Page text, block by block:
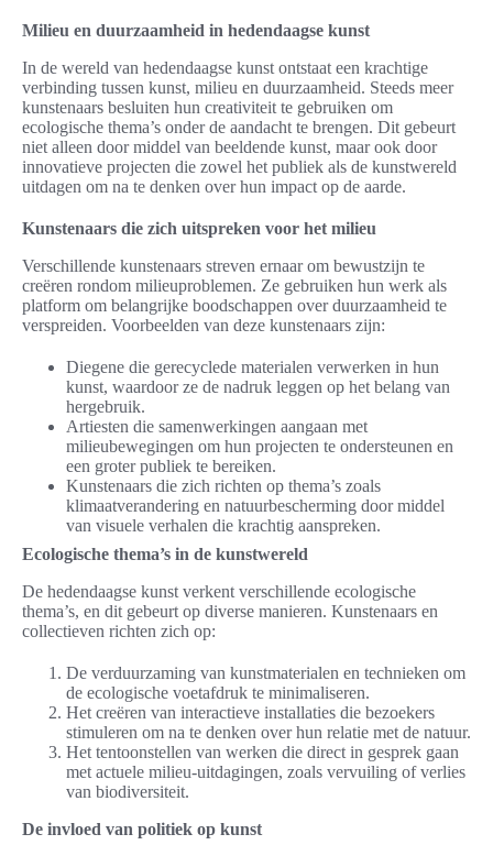
Milieu en duurzaamheid in hedendaagse kunst
In de wereld van hedendaagse kunst ontstaat een krachtige
verbinding tussen kunst, milieu en duurzaamheid. Steeds meer
kunstenaars besluiten hun creativiteit te gebruiken om
ecologische thema’s onder de aandacht te brengen. Dit gebeurt
niet alleen door middel van beeldende kunst, maar ook door
innovatieve projecten die zowel het publiek als de kunstwereld
uitdagen om na te denken over hun impact op de aarde.
Kunstenaars die zich uitspreken voor het milieu
Verschillende kunstenaars streven ernaar om bewustzijn te
creëren rondom milieuproblemen. Ze gebruiken hun werk als
platform om belangrijke boodschappen over duurzaamheid te
verspreiden. Voorbeelden van deze kunstenaars zijn:
Diegene die gerecyclede materialen verwerken in hun
kunst, waardoor ze de nadruk leggen op het belang van
hergebruik.
Artiesten die samenwerkingen aangaan met
milieubewegingen om hun projecten te ondersteunen en
een groter publiek te bereiken.
Kunstenaars die zich richten op thema’s zoals
klimaatverandering en natuurbescherming door middel
van visuele verhalen die krachtig aanspreken.
Ecologische thema’s in de kunstwereld
De hedendaagse kunst verkent verschillende ecologische
thema’s, en dit gebeurt op diverse manieren. Kunstenaars en
collectieven richten zich op:
De verduurzaming van kunstmaterialen en technieken om
de ecologische voetafdruk te minimaliseren.
Het creëren van interactieve installaties die bezoekers
stimuleren om na te denken over hun relatie met de natuur.
Het tentoonstellen van werken die direct in gesprek gaan
met actuele milieu-uitdagingen, zoals vervuiling of verlies
van biodiversiteit.
De invloed van politiek op kunst